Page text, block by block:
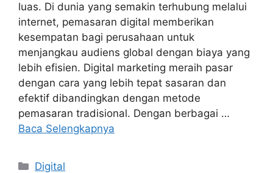
luas. Di dunia yang semakin terhubung melalui
internet, pemasaran digital memberikan
kesempatan bagi perusahaan untuk
menjangkau audiens global dengan biaya yang
lebih efisien. Digital marketing meraih pasar
dengan cara yang lebih tepat sasaran dan
efektif dibandingkan dengan metode
pemasaran tradisional. Dengan berbagai …
Baca Selengkapnya
Kategori
Digital